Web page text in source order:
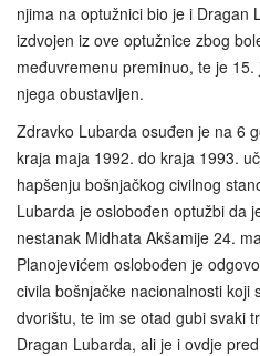
njima na optužnici bio je i Dragan
izdvojen iz ove optužnice zbog
međuvremenu preminuo, te je
njega obustavljen.
Zdravko Lubarda osuđen je na 6
kraja maja 1992. do kraja 1993.
hapšenju bošnjačkog civilnog
Lubarda je oslobođen optužbi da
nestanak Midhata Akšamije 24.
Planojevićem oslobođen je
civila bošnjačke nacionalnosti koji
dvorištu, te im se otad gubi svaki
Dragan Lubarda, ali je i ovdje